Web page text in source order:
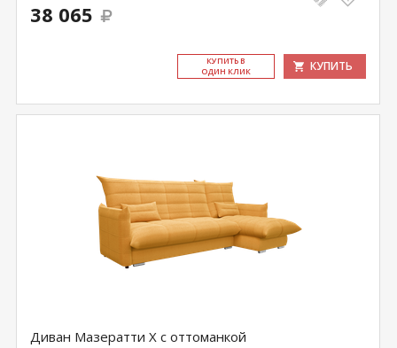
38 065
КУ­ПИТЬ В
ОДИН КЛИК
КУПИТЬ
Диван Мазератти Х с оттоманкой